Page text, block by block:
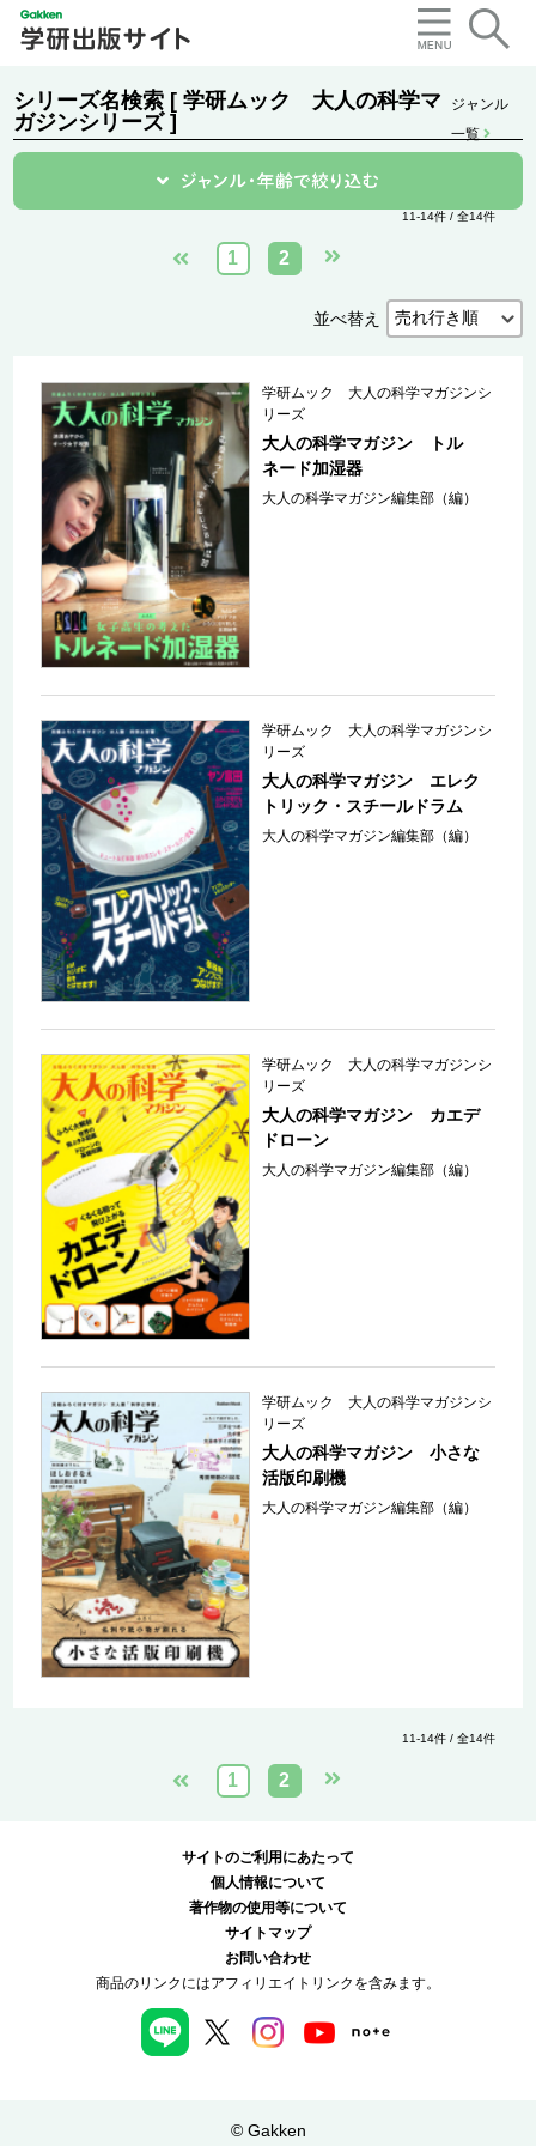
シリーズ名検索 [ 学研ムック 大人の科学マ
ガジンシリーズ ]
ジャンル
一覧
11-14件 / 全14件
1 2
並べ替え
学研ムック 大人の科学マガジンシ
リーズ
大人の科学マガジン トル
ネード加湿器
大人の科学マガジン編集部（編）
学研ムック 大人の科学マガジンシ
リーズ
大人の科学マガジン エレク
トリック・スチールドラム
大人の科学マガジン編集部（編）
学研ムック 大人の科学マガジンシ
リーズ
大人の科学マガジン カエデ
ドローン
大人の科学マガジン編集部（編）
学研ムック 大人の科学マガジンシ
リーズ
大人の科学マガジン 小さな
活版印刷機
大人の科学マガジン編集部（編）
11-14件 / 全14件
1 2
サイトのご利用にあたって
個人情報について
著作物の使用等について
サイトマップ
お問い合わせ
商品のリンクにはアフィリエイトリンクを含みます。
© Gakken